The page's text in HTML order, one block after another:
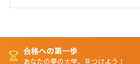
合格への第一歩
あなたの夢の大学、見つけよう！